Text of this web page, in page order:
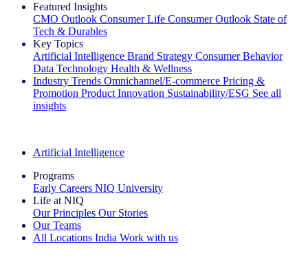
Featured Insights
CMO Outlook Consumer Life Consumer Outlook State of
Tech & Durables
Key Topics
Artificial Intelligence Brand Strategy Consumer Behavior
Data Technology Health & Wellness
Industry Trends Omnichannel/E-commerce Pricing &
Promotion Product Innovation Sustainability/ESG See all
insights
Artificial Intelligence
Programs
Early Careers NIQ University
Life at NIQ
Our Principles Our Stories
Our Teams
All Locations India Work with us